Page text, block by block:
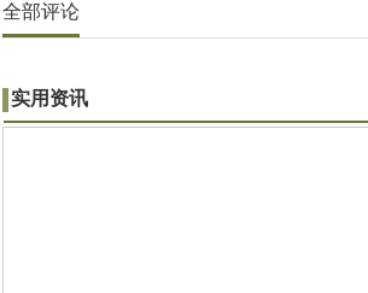
全部评论
实用资讯